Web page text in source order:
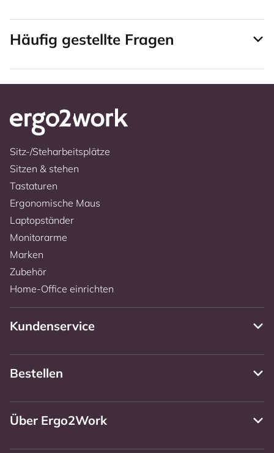
Häufig gestellte Fragen
Sitz-/Steharbeitsplätze
Sitzen & stehen
Tastaturen
Ergonomische Maus
Laptopständer
Monitorarme
Marken
Zubehör
Home-Office einrichten
Kundenservice
Bestellen
Über Ergo2Work